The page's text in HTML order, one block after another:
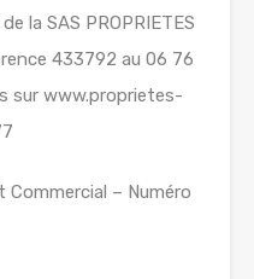
la SAS PROPRIETES
433792 au 06 76
sur www.proprietes-
Commercial – Numéro